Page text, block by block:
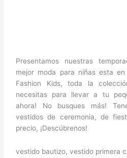
Presentamos nuestras
mejor moda para niñas esta
Fashion Kids, toda la
necesitas para llevar a tu
ahora! No busques más!
vestidos de ceremonia, de
precio, ¡Descúbrenos!
vestido bautizo, vestido primera